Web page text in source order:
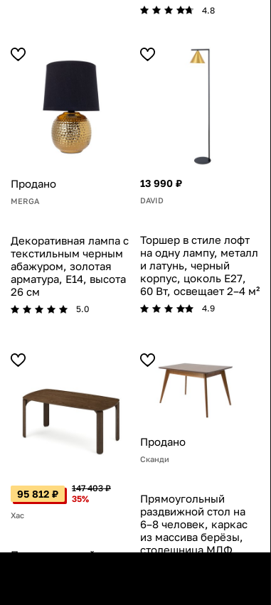
4.8
Продано
MERGA
Декоративная лампа с
текстильным черным
абажуром, золотая
арматура, E14, высота
26 см
5.0
13 990 ₽
DAVID
Торшер в стиле лофт
на одну лампу, металл
и латунь, черный
корпус, цоколь E27,
60 Вт, освещает 2–4 м²
4.9
95 812 ₽
147 403 ₽
35%
Хас
Прямоугольный
Продано
Сканди
Прямоугольный
раздвижной стол на
6–8 человек, каркас
из массива берёзы,
столешница МДФ,